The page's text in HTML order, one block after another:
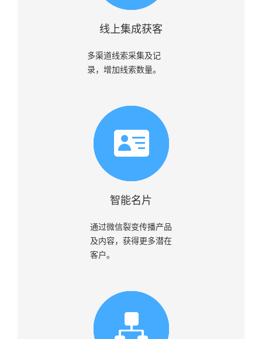
线上集成获客
多渠道线索采集及记
录，增加线索数量。
智能名片
通过微信裂变传播产品
及内容，获得更多潜在
客户。